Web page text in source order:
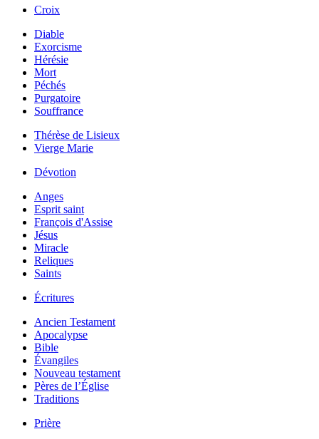
Croix
Diable
Exorcisme
Hérésie
Mort
Péchés
Purgatoire
Souffrance
Thérèse de Lisieux
Vierge Marie
Dévotion
Anges
Esprit saint
François d'Assise
Jésus
Miracle
Reliques
Saints
Écritures
Ancien Testament
Apocalypse
Bible
Évangiles
Nouveau testament
Pères de l’Église
Traditions
Prière